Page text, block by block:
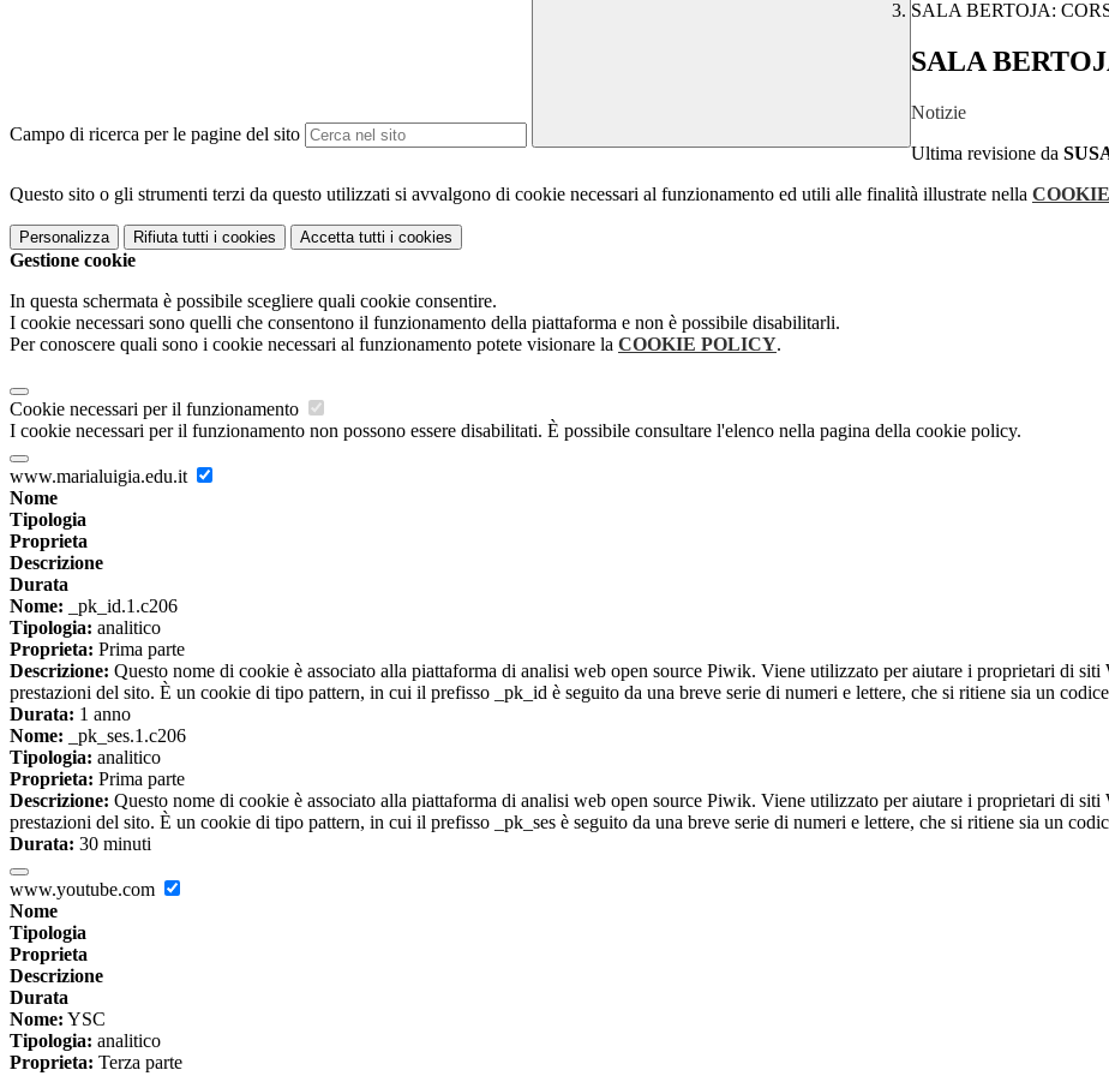
Campo di ricerca per le pagine del sito
SALA BERTOJA:
SALA
Notizie
Ultima revisione da
Questo sito o gli strumenti terzi da questo utilizzati si avvalgono di cookie necessari al funzionamento ed utili alle finalità illustrate nella
Personalizza Rifiuta tutti i cookies Accetta tutti i cookies
Gestione cookie
In questa schermata è possibile scegliere quali cookie consentire.
I cookie necessari sono quelli che consentono il funzionamento della piattaforma e non è possibile disabilitarli.
Per conoscere quali sono i cookie necessari al funzionamento potete visionare la COOKIE POLICY.
Cookie necessari per il funzionamento
I cookie necessari per il funzionamento non possono essere disabilitati. È possibile consultare l'elenco nella pagina della cookie policy.
www.marialuigia.edu.it
Nome
Tipologia
Proprieta
Descrizione
Durata
Nome: _pk_id.1.c206
Tipologia: analitico
Proprieta: Prima parte
Descrizione: Questo nome di cookie è associato alla piattaforma di analisi web open source Piwik. Viene utilizzato per aiutare i proprietari di
prestazioni del sito. È un cookie di tipo pattern, in cui il prefisso _pk_id è seguito da una breve serie di numeri e lettere, che si ritiene sia un
Durata: 1 anno
Nome: _pk_ses.1.c206
Tipologia: analitico
Proprieta: Prima parte
Descrizione: Questo nome di cookie è associato alla piattaforma di analisi web open source Piwik. Viene utilizzato per aiutare i proprietari di
prestazioni del sito. È un cookie di tipo pattern, in cui il prefisso _pk_ses è seguito da una breve serie di numeri e lettere, che si ritiene sia un
Durata: 30 minuti
www.youtube.com
Nome
Tipologia
Proprieta
Descrizione
Durata
Nome: YSC
Tipologia: analitico
Proprieta: Terza parte